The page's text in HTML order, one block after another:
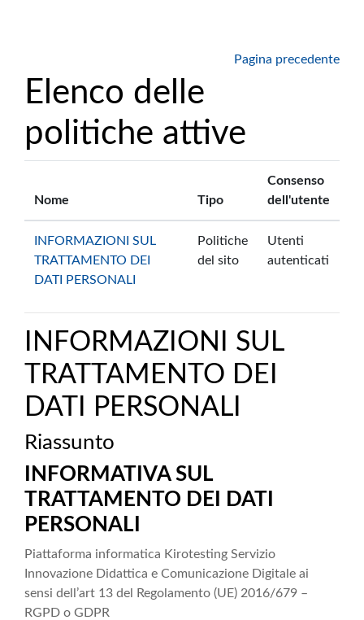
Pagina precedente
Elenco delle
politiche attive
Nome Tipo
Consenso
dell'utente
INFORMAZIONI SUL
TRATTAMENTO DEI
DATI PERSONALI
Politiche
del sito
Utenti
autenticati
INFORMAZIONI SUL
TRATTAMENTO DEI
DATI PERSONALI
Riassunto
INFORMATIVA SUL
TRATTAMENTO DEI DATI
PERSONALI
Piattaforma informatica Kirotesting Servizio
Innovazione Didattica e Comunicazione Digitale ai
sensi dell’art 13 del Regolamento (UE) 2016/679 –
RGPD o GDPR